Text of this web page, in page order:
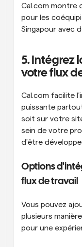
Cal.com montre
pour les
Singapour avec
5. Intégrez
votre flux
Cal.com facilite
puissante
soit sur votre
sein de votre
d'être
Options
flux de travail
Vous pouvez
plusieurs
pour une